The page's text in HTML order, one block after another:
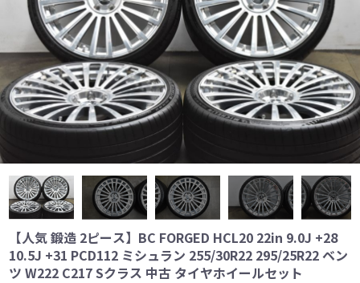
【人気 鍛造 2ピース】BC FORGED HCL20 22in 9.0J +28
10.5J +31 PCD112 ミシュラン 255/30R22 295/25R22 ベン
ツ W222 C217 Sクラス 中古 タイヤホイールセット